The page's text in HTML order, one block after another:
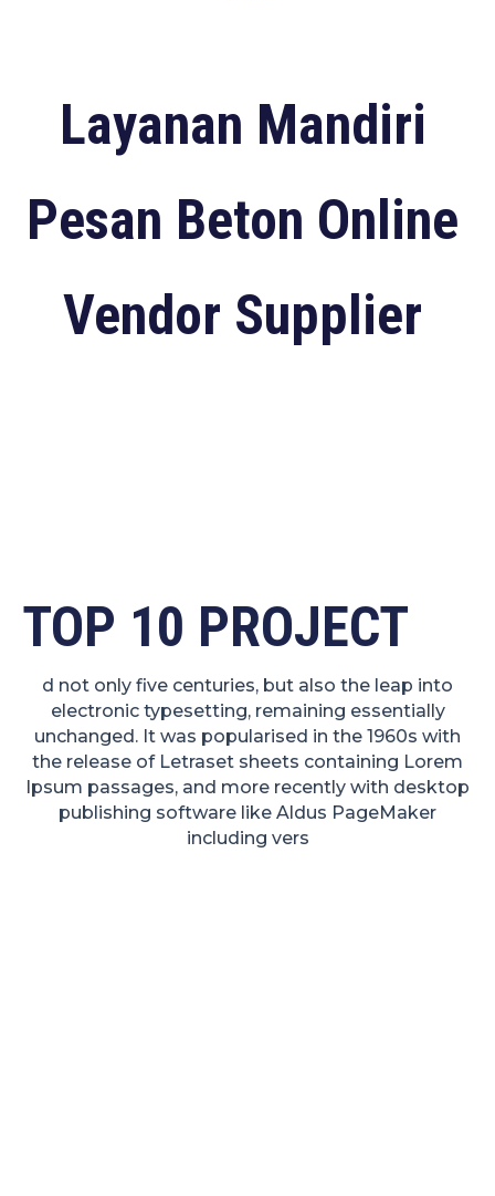
Layanan Mandiri
Pesan Beton Online
Vendor Supplier
TOP 10 PROJECT
d not only five centuries, but also the leap into
electronic typesetting, remaining essentially
unchanged. It was popularised in the 1960s with
the release of Letraset sheets containing Lorem
Ipsum passages, and more recently with desktop
publishing software like Aldus PageMaker
including vers